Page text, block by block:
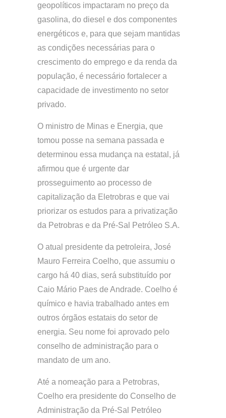
geopolíticos impactaram no preço da
gasolina, do diesel e dos componentes
energéticos e, para que sejam mantidas
as condições necessárias para o
crescimento do emprego e da renda da
população, é necessário fortalecer a
capacidade de investimento no setor
privado.
O ministro de Minas e Energia, que
tomou posse na semana passada e
determinou essa mudança na estatal, já
afirmou que é urgente dar
prosseguimento ao processo de
capitalização da Eletrobras e que vai
priorizar os estudos para a privatização
da Petrobras e da Pré-Sal Petróleo S.A.
O atual presidente da petroleira, José
Mauro Ferreira Coelho, que assumiu o
cargo há 40 dias, será substituído por
Caio Mário Paes de Andrade. Coelho é
químico e havia trabalhado antes em
outros órgãos estatais do setor de
energia. Seu nome foi aprovado pelo
conselho de administração para o
mandato de um ano.
Até a nomeação para a Petrobras,
Coelho era presidente do Conselho de
Administração da Pré-Sal Petróleo